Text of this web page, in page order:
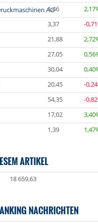
AG
1,46
3,37
-
21,88
27,05
30,04
20,45
-
54,35
-
17,02
1,39
ARTIKEL
18 659,63
NACHRICHTEN